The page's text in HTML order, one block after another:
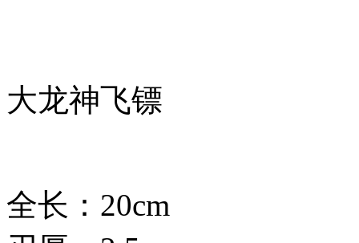
大龙神飞镖
全长：20cm